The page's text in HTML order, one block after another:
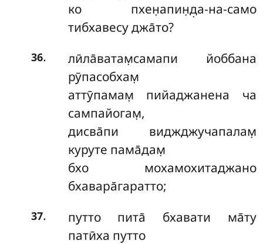
ко пхен̣апин̣д̣а-на-само
тибхавесу джа̄то?
36.
лӣла̄ватам̣самапи йоббана
рӯпасобхам̣
аттӯпамам̣ пийаджанена ча
сампайогам̣,
дисва̄пи виджджучапалам̣
куруте пама̄дам̣
бхо мохамохитаджано
бхавара̄гаратто;
37.
путто пита̄ бхавати ма̄ту
патӣха путто